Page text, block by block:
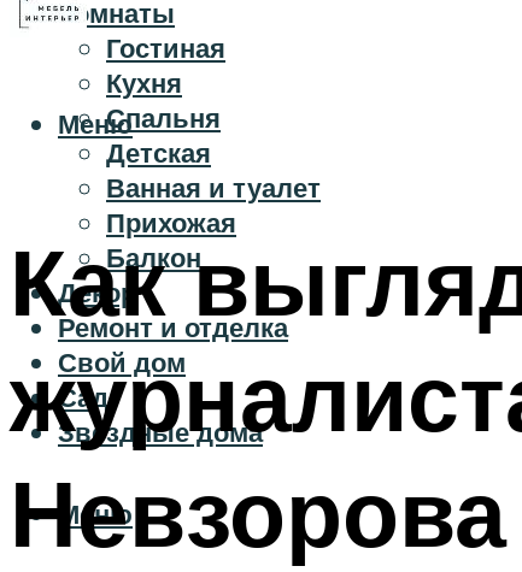
Комнаты
Гостиная
Кухня
Спальня
Детская
Ванная и туалет
Прихожая
Балкон
Декор
Ремонт и отделка
Свой дом
Сад
Звездные дома
Меню
Меню
Как
Невзорова